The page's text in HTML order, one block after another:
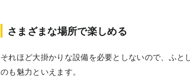
さまざまな場所で楽しめる
それほど大掛かりな設備を必要としないので、ふと
のも魅力といえます。